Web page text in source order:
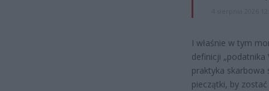
I właśnie w tym
definicji
praktyka skarbowa
pieczątki, by